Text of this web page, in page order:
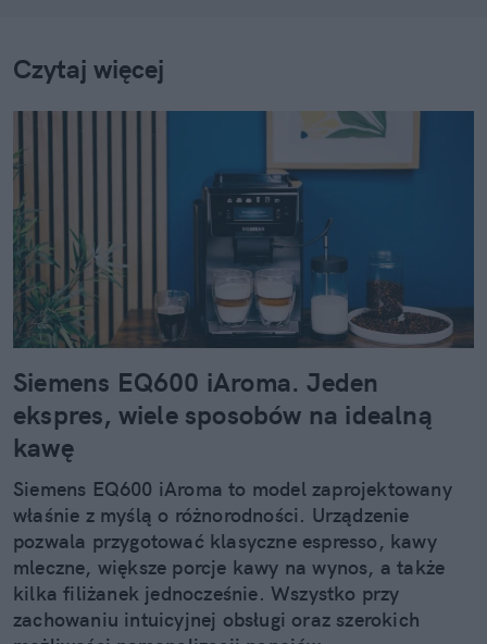
Czytaj więcej
Siemens EQ600 iAroma. Jeden
ekspres, wiele sposobów na idealną
kawę
Siemens EQ600 iAroma to model zaprojektowany
właśnie z myślą o różnorodności. Urządzenie
pozwala przygotować klasyczne espresso, kawy
mleczne, większe porcje kawy na wynos, a także
kilka filiżanek jednocześnie. Wszystko przy
zachowaniu intuicyjnej obsługi oraz szerokich